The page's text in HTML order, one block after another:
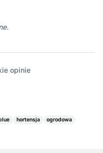
opinie
hortensja
ogrodowa